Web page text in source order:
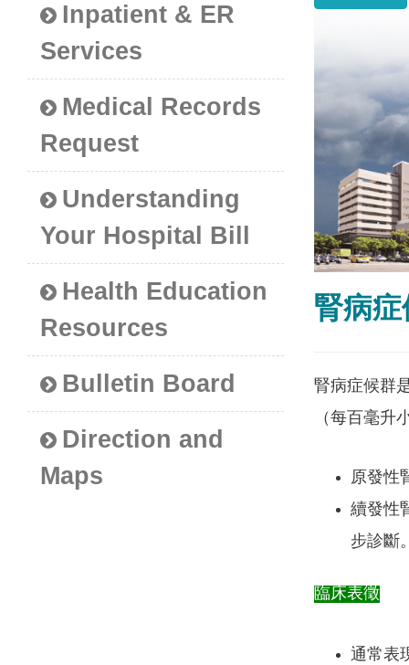
Inpatient & ER
Services
Medical Records
Request
Understanding
Your Hospital Bill
Health Education
Resources
Bulletin Board
Direction and
Maps
腎病症
腎病症候群
（每百毫升
原發性
續發性
步診斷
臨床表徵
通常表